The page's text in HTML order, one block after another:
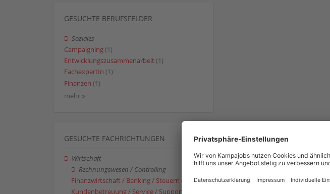
GESUCHTE BERUFSFELDER
Soziales
Campaigning (1)
Entwicklungszusammenarbeit (1)
FachexpertIn (1)
Finanzen (1)
mehr »
GESUCHTE FACHRICHTUNGEN
Wirtschaft
Rechnungswesen / Controlling
Finanzwirtschaft / Banking / Steuern
Kundenbetreuung / Service / Support